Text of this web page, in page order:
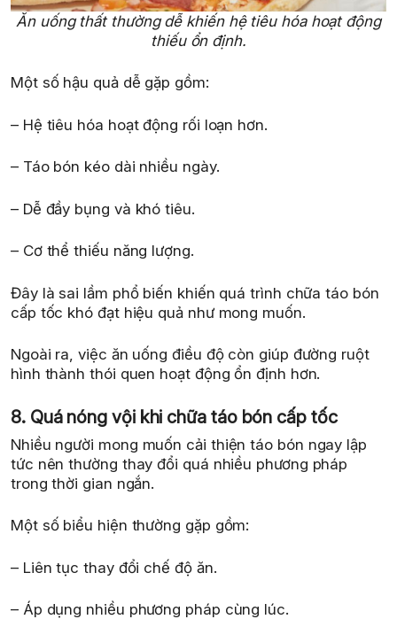
Ăn uống thất thường dễ khiến hệ tiêu hóa hoạt động
thiếu ổn định.
Một số hậu quả dễ gặp gồm:
– Hệ tiêu hóa hoạt động rối loạn hơn.
– Táo bón kéo dài nhiều ngày.
– Dễ đầy bụng và khó tiêu.
– Cơ thể thiếu năng lượng.
Đây là sai lầm phổ biến khiến quá trình chữa táo bón
cấp tốc khó đạt hiệu quả như mong muốn.
Ngoài ra, việc ăn uống điều độ còn giúp đường ruột
hình thành thói quen hoạt động ổn định hơn.
8. Quá nóng vội khi chữa táo bón cấp tốc
Nhiều người mong muốn cải thiện táo bón ngay lập
tức nên thường thay đổi quá nhiều phương pháp
trong thời gian ngắn.
Một số biểu hiện thường gặp gồm:
– Liên tục thay đổi chế độ ăn.
– Áp dụng nhiều phương pháp cùng lúc.